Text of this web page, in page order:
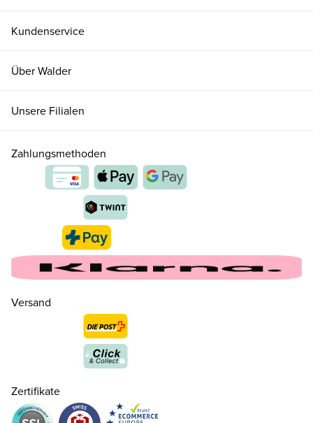
Kundenservice
Über Walder
Unsere Filialen
Zahlungsmethoden
Versand
Zertifikate